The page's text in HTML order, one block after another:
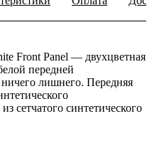
Front Panel — двухцветная
передней
лишнего. Передняя
сетчатого синтетического